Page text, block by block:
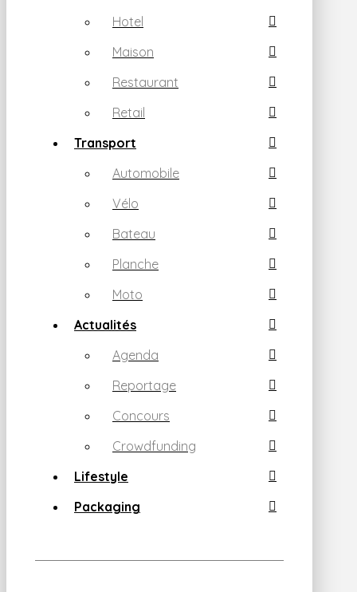
Hotel
Maison
Restaurant
Retail
Transport
Automobile
Vélo
Bateau
Planche
Moto
Actualités
Agenda
Reportage
Concours
Crowdfunding
Lifestyle
Packaging